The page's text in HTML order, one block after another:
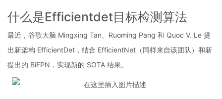
什么是Efficientdet目标检测算法
最近，谷歌大脑 Mingxing Tan、Ruoming Pang 和 Quoc V. Le 提
出新架构 EfficientDet，结合 EfficientNet（同样来自该团队）和新
提出的 BiFPN，实现新的 SOTA 结果。